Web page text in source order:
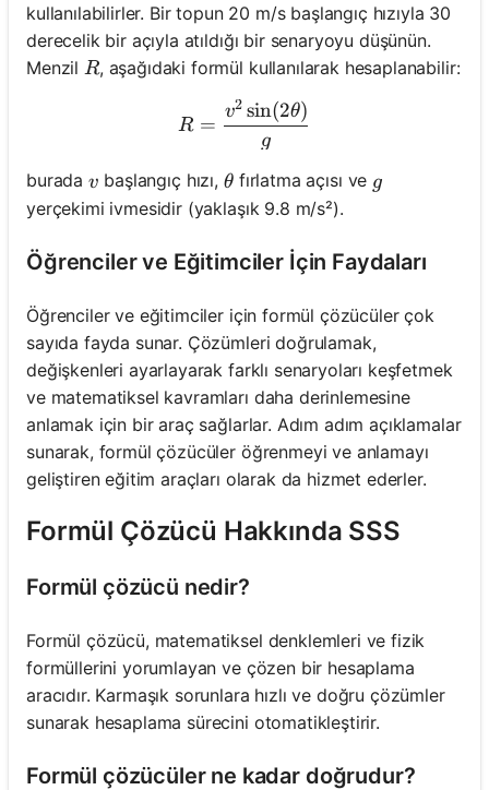
kullanılabilirler. Bir topun 20 m/s başlangıç hızıyla 30
derecelik bir açıyla atıldığı bir senaryoyu düşünün.
Menzil R
R, aşağıdaki formül kullanılarak hesaplanabilir:
R = \frac{v^2
R =
g
v2 sin(2θ)
burada v
v başlangıç hızı, \theta
θ fırlatma açısı ve g
g
yerçekimi ivmesidir (yaklaşık 9.8 m/s²).
Öğrenciler ve Eğitimciler İçin Faydaları
Öğrenciler ve eğitimciler için formül çözücüler çok
sayıda fayda sunar. Çözümleri doğrulamak,
değişkenleri ayarlayarak farklı senaryoları keşfetmek
ve matematiksel kavramları daha derinlemesine
anlamak için bir araç sağlarlar. Adım adım açıklamalar
sunarak, formül çözücüler öğrenmeyi ve anlamayı
geliştiren eğitim araçları olarak da hizmet ederler.
Formül Çözücü Hakkında SSS
Formül çözücü nedir?
Formül çözücü, matematiksel denklemleri ve fizik
formüllerini yorumlayan ve çözen bir hesaplama
aracıdır. Karmaşık sorunlara hızlı ve doğru çözümler
sunarak hesaplama sürecini otomatikleştirir.
Formül çözücüler ne kadar doğrudur?